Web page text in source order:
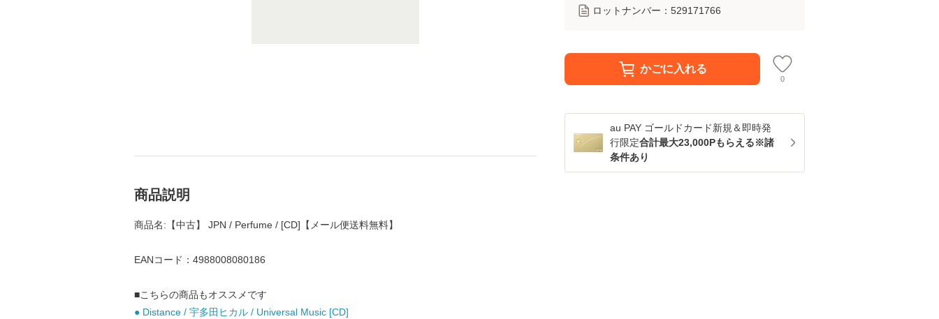
ロットナンバー： 529171766
かごに入れる
0
au PAY ゴールドカード新規＆即時発
行限定合計最大23,000Pもらえる※諸
条件あり
商品説明
商品名:【中古】 JPN / Perfume / [CD]【メール便送料無料】
EANコード：4988008080186
■こちらの商品もオススメです
● Distance / 宇多田ヒカル / Universal Music [CD]